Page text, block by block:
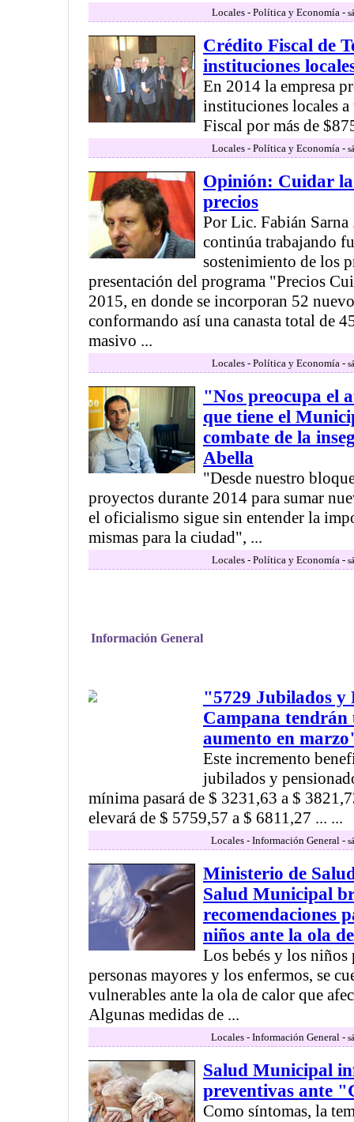
Locales - Política y Economía -
Crédito Fiscal de
instituciones
En 2014 la empresa
instituciones locales
Fiscal por más de
Locales - Política y Economía -
Opinión: Cuidar
precios
Por Lic. Fabián
continúa trabajando
sostenimiento de los
presentación del programa "Precios
2015, en donde se incorporan 52
conformando así una canasta total de
masivo ...
Locales - Política y Economía -
"Nos preocupa el
que tiene el
combate de la
Abella
"Desde nuestro
proyectos durante 2014 para sumar
el oficialismo sigue sin entender la
mismas para la ciudad", ...
Locales - Política y Economía -
Información General
"5729 Jubilados y
Campana tendrán
aumento en
Este incremento
jubilados y
mínima pasará de $ 3231,63 a $
elevará de $ 5759,57 a $ 6811,27 ... ...
Locales - Información General -
Ministerio de
Salud Municipal
recomendaciones
niños ante la ola
Los bebés y los niños
personas mayores y los enfermos, se
vulnerables ante la ola de calor que
Algunas medidas de ...
Locales - Información General -
Salud Municipal
preventivas ante
Como síntomas, la